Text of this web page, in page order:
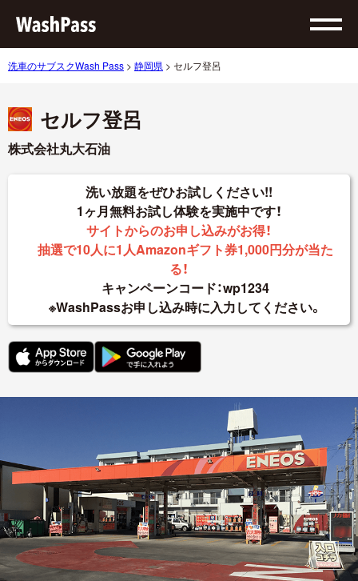
洗車のサブスクWash Pass > 静岡県 > セルフ登呂
セルフ登呂
株式会社丸大石油
洗い放題をぜひお試しください!!
1ヶ月無料お試し体験を実施中です！
サイトからのお申し込みがお得！
抽選で10人に1人Amazonギフト券1,000円分が当た
る！
キャンペーンコード：wp1234
※WashPassお申し込み時に入力してください。